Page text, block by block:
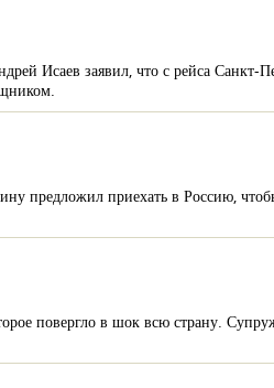
Исаев заявил, что с рейса
приехать в Россию,
повергло в шок всю страну.